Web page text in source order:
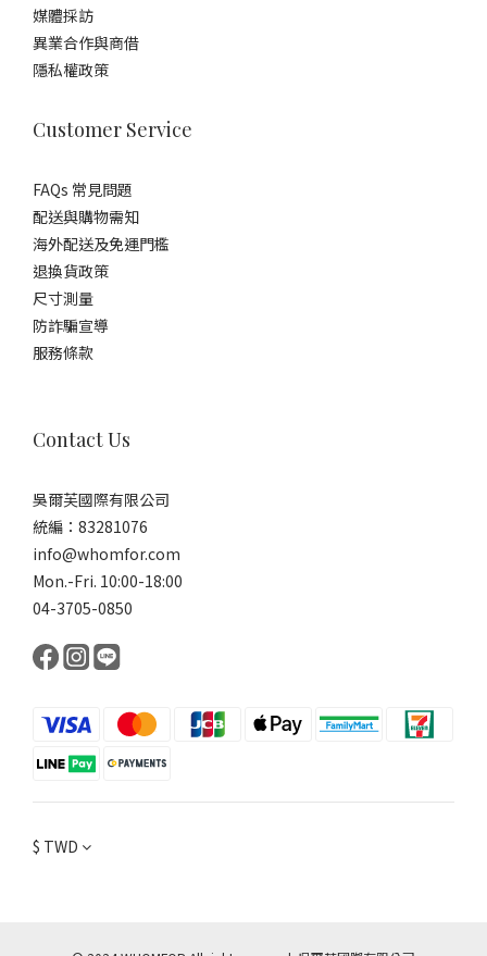
媒體採訪
異業合作與商借
隱私權政策
Customer Service
FAQs 常見問題
配送與購物需知
海外配送及免運門檻
退換貨政策
尺寸測量
防詐騙宣導
服務條款
Contact Us
吳爾芙國際有限公司
統編：83281076
info@whomfor.com
Mon.-Fri. 10:00-18:00
04-3705-0850
$ TWD